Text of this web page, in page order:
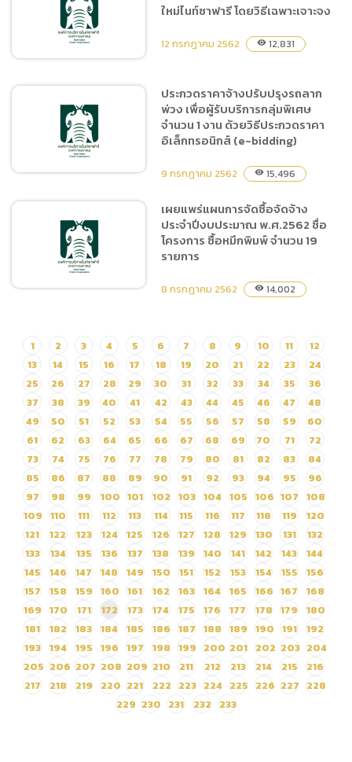
ลากพ่วง เพื่อผู้รับบริการกลุ่ม
พิเศษ จำนวน 1 งาน ด้วยวิธี
ประกวดราคาอิเล็กทรอนิกส์
ประกาศผู้ชนะการเสนอราคา
จ้างซ่อมระบบโทรศัพท์ในพื้นที่
สำนักงานเชียงใหม่ไนท์ซาฟารี
โดยวิธีเฉพาะเจาะจง
ใหม่ไนท์ซาฟารี โดยวิธีเฉพาะเจาะจง
12 กรกฎาคม 2562 visibility 12,831
ประกวดราคาจ้างปรับปรุงรถ
ลากพ่วง เพื่อผู้รับบริการกลุ่ม
พิเศษ จำนวน 1 งาน ด้วยวิธี
ประกวดราคาอิเล็กทรอนิกส์
ประกวดราคาจ้างปรับปรุงรถลาก
พ่วง เพื่อผู้รับบริการกลุ่มพิเศษ
จำนวน 1 งาน ด้วยวิธีประกวดราคา
อิเล็กทรอนิกส์ (e-bidding)
9 กรกฎาคม 2562 visibility 15,496
เผยแพร่แผนการจัดซื้อจัดจ้าง
ประจำปีงบประมาณ
พ.ศ.2562 ชื่อโครงการ ซื้อ
หมึกพิมพ์ จำนวน 19 รายการ
เผยแพร่แผนการจัดซื้อจัดจ้าง
ประจำปีงบประมาณ พ.ศ.2562 ชื่อ
โครงการ ซื้อหมึกพิมพ์ จำนวน 19
รายการ
8 กรกฎาคม 2562 visibility 14,002
1 2 3 4 5 6 7 8 9 10 11
12
13
14 15 16 17 18 19 20 21 22 23
24
25
26 27 28 29 30 31 32 33 34 35
36
37
38 39 40 41 42 43 44 45 46 47
48
49
50 51 52 53 54 55 56 57 58 59
60
61
62 63 64 65 66 67 68 69 70 71
72
73
74 75 76 77 78 79 80 81 82 83
84
85
86 87 88 89 90 91 92 93 94 95
96
97
98 99 100 101 102 103 104 105 106 107 108
109 110 111 112 113 114 115 116 117 118 119
120
121
122 123 124 125 126 127 128 129 130 131
132
133
134 135 136 137 138 139 140 141 142 143
144
145
146 147 148 149 150 151 152 153 154 155
156
157
158 159 160 161 162 163 164 165 166 167
168
169 170 171 172 173 174 175 176 177 178 179
180
181
182 183 184 185 186 187 188 189 190 191
192
193 194 195 196 197 198 199 200 201 202 203 204
205 206 207 208 209 210 211 212 213 214 215
216
217
218 219 220 221 222 223 224 225 226 227 228
229 230 231 232 233